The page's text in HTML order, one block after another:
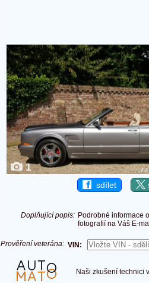
1
sdílet
Doplňující popis: Podrobné informace
fotografií na Váš E-
Prověření veterána: VIN:
Naši zkušení technici